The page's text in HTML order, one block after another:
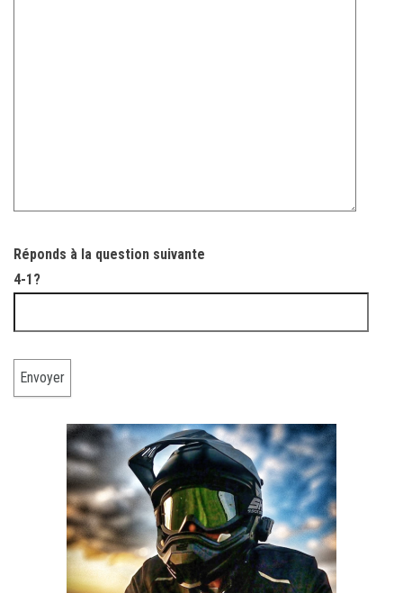
Réponds à la question suivante
4-1?